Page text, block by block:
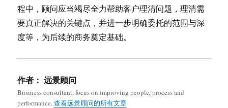
程中，顾问应当竭尽全力帮助客户理清问题，理清需
要真正解决的关键点，并进一步明确委托的范围与深
度等，为后续的商务奠定基础。
作者： 远景顾问
Business consultant, focus on improving people, process and
performance.查看远景顾问的所有文章